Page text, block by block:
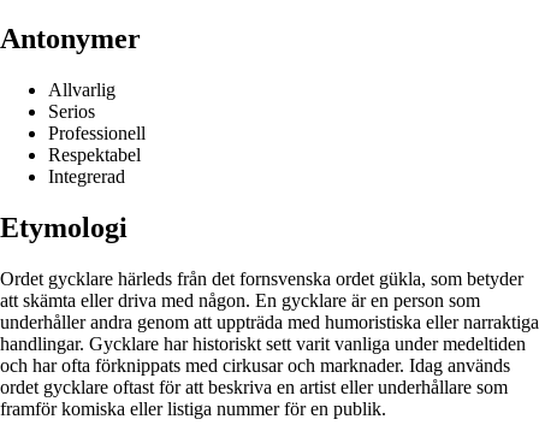
Antonymer
Allvarlig
Serios
Professionell
Respektabel
Integrerad
Etymologi
Ordet gycklare härleds från det fornsvenska ordet gükla, som betyder
att skämta eller driva med någon. En gycklare är en person som
underhåller andra genom att uppträda med humoristiska eller narraktiga
handlingar. Gycklare har historiskt sett varit vanliga under medeltiden
och har ofta förknippats med cirkusar och marknader. Idag används
ordet gycklare oftast för att beskriva en artist eller underhållare som
framför komiska eller listiga nummer för en publik.